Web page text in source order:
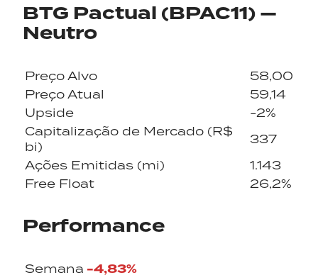
BTG Pactual (BPAC11) —
Neutro
Preço Alvo
58,00
Preço Atual
59,14
Upside
-2%
Capitalização de Mercado (R$
bi)
337
Ações Emitidas (mi)
1.143
Free Float
26,2%
Performance
Semana -4,83%